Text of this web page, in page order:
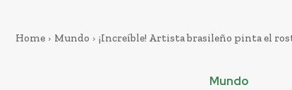
Home Mundo ¡Increíble! Artista brasileño pinta el
Mundo